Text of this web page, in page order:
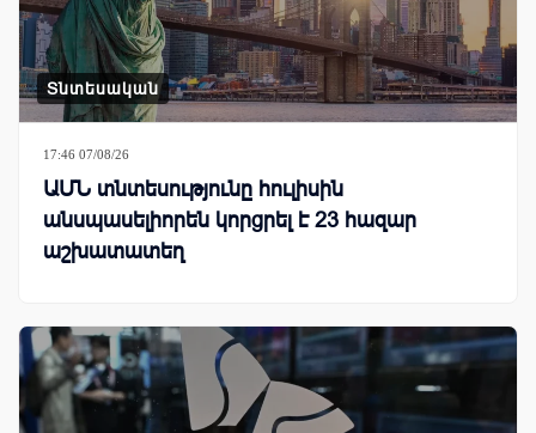
Տնտեսական
17:46 07/08/26
ԱՄՆ տնտեսությունը հուլիսին
անսպասելիորեն կորցրել է 23 հազար
աշխատատեղ